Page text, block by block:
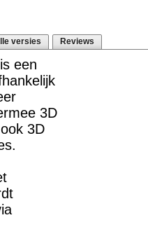
versies Reviews
een
3D
3D